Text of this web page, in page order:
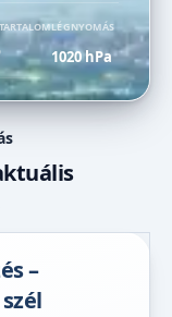
LÉGNYOMÁS
1020 hPa
–